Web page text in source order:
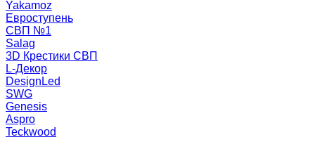
Yakamoz
Евроступень
СВП №1
Salag
3D Крестики СВП
L-Декор
DesignLed
SWG
Genesis
Aspro
Teckwood